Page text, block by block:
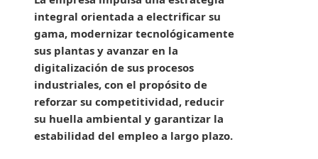
integral orientada a electrificar su
gama, modernizar tecnológicamente
sus plantas y avanzar en la
digitalización de sus procesos
industriales, con el propósito de
reforzar su competitividad, reducir
su huella ambiental y garantizar la
estabilidad del empleo a largo plazo.